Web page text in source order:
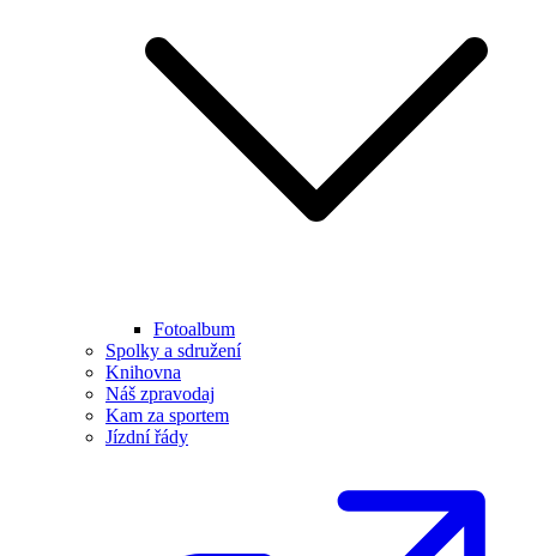
Fotoalbum
Spolky a sdružení
Knihovna
Náš zpravodaj
Kam za sportem
Jízdní řády